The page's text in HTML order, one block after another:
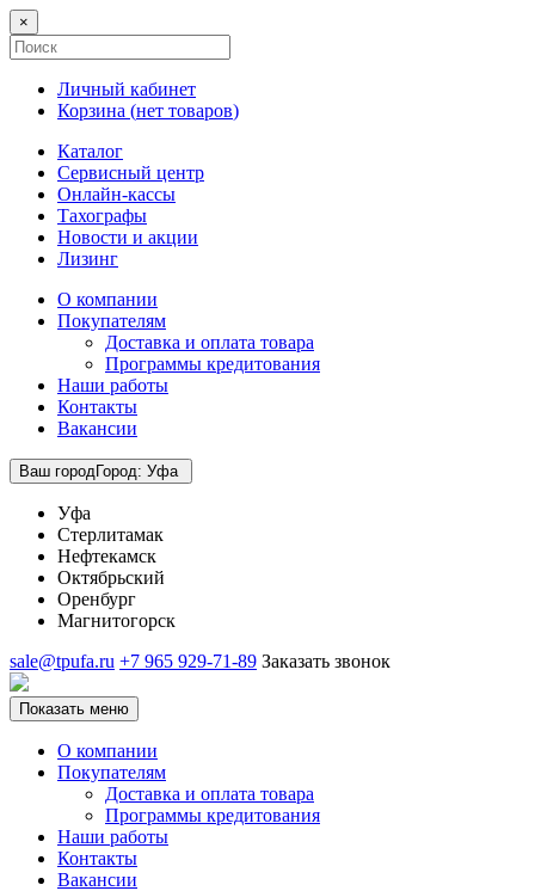
×
Личный кабинет
Корзина (нет товаров)
Каталог
Сервисный центр
Онлайн-кассы
Тахографы
Новости и акции
Лизинг
О компании
Покупателям
Доставка и оплата товара
Программы кредитования
Наши работы
Контакты
Вакансии
Ваш городГород: Уфа
Уфа
Стерлитамак
Нефтекамск
Октябрьский
Оренбург
Магнитогорск
sale@tpufa.ru +7 965 929-71-89 Заказать звонок
Показать меню
О компании
Покупателям
Доставка и оплата товара
Программы кредитования
Наши работы
Контакты
Вакансии